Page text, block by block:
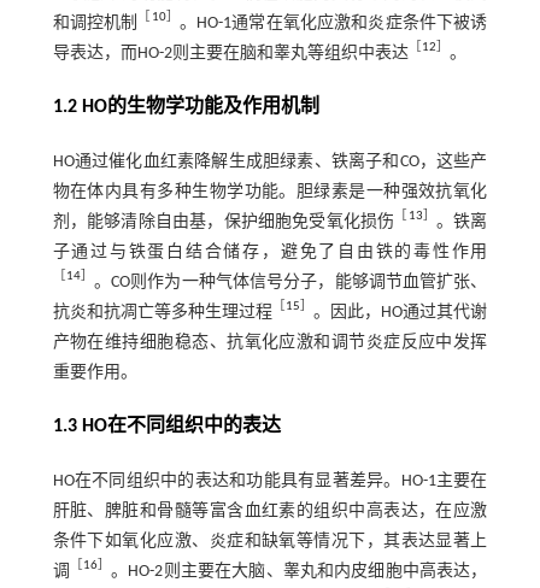
和调控机制
［ 10］ 。HO-1通常在氧化应激和炎症条件下被诱
导表达，而HO-2则主要在脑和睾丸等组织中表达［12］ 。
1.2 HO的生物学功能及作用机制
HO通过催化血红素降解生成胆绿素、铁离子和CO，这些产
物在体内具有多种生物学功能。胆绿素是一种强效抗氧化
剂，能够清除自由基，保护细胞免受氧化损伤
［ 13］ 。铁离
子通过与铁蛋白结合储存，避免了自由铁的毒性作用
［14］ 。CO则作为一种气体信号分子，能够调节血管扩张、
抗炎和抗凋亡等多种生理过程 ［15］ 。因此，HO通过其代谢
产物在维持细胞稳态、抗氧化应激和调节炎症反应中发挥
重要作用。
1.3 HO在不同组织中的表达
HO在不同组织中的表达和功能具有显著差异。HO-1主要在
肝脏、脾脏和骨髓等富含血红素的组织中高表达，在应激
条件下如氧化应激、炎症和缺氧等情况下，其表达显著上
调
［16］ 。HO-2则主要在大脑、睾丸和内皮细胞中高表达，